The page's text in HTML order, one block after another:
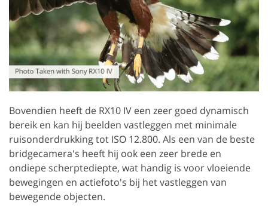
Bovendien heeft de RX10 IV een zeer goed dynamisch
bereik en kan hij beelden vastleggen met minimale
ruisonderdrukking tot ISO 12.800. Als een van de beste
bridgecamera's heeft hij ook een zeer brede en
ondiepe scherptediepte, wat handig is voor vloeiende
bewegingen en actiefoto's bij het vastleggen van
bewegende objecten.